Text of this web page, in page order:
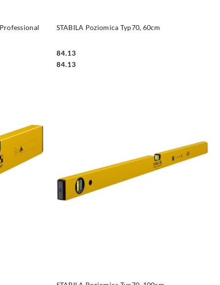
STABILA Poziomica Typ70, 60cm
Cena:
84.13
Cena:
84.13